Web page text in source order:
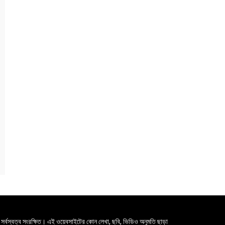
সংরক্ষিত। এই ওয়েবসাইটের কোন লেখা, ছবি, ভিডিও অনুমতি ছাড়া